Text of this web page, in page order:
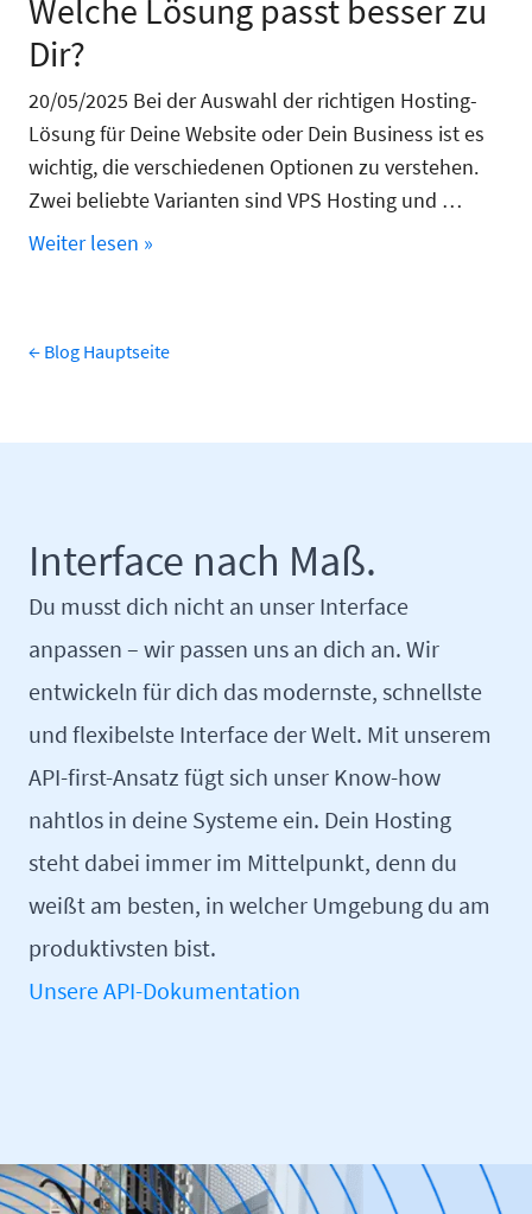
Welche Lösung passt besser zu
Dir?
20/05/2025 Bei der Auswahl der richtigen Hosting-
Lösung für Deine Website oder Dein Business ist es
wichtig, die verschiedenen Optionen zu verstehen.
Zwei beliebte Varianten sind VPS Hosting und …
Weiter lesen »
← Blog Hauptseite
Interface nach Maß.
Du musst dich nicht an unser Interface
anpassen – wir passen uns an dich an. Wir
entwickeln für dich das modernste, schnellste
und flexibelste Interface der Welt. Mit unserem
API-first-Ansatz fügt sich unser Know-how
nahtlos in deine Systeme ein. Dein Hosting
steht dabei immer im Mittelpunkt, denn du
weißt am besten, in welcher Umgebung du am
produktivsten bist.
Unsere API-Dokumentation